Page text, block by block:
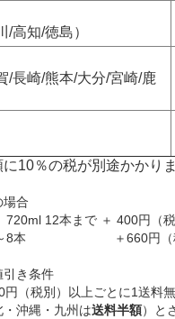
/高知/徳島）
/長崎/熊本/大分/宮崎/鹿
10％の税が別途かかりま
合
12本まで ＋ 400円（税
～8本 ＋660円（税
き条件
円（税別）以上ごとに1送料
沖縄・九州は送料半額）と